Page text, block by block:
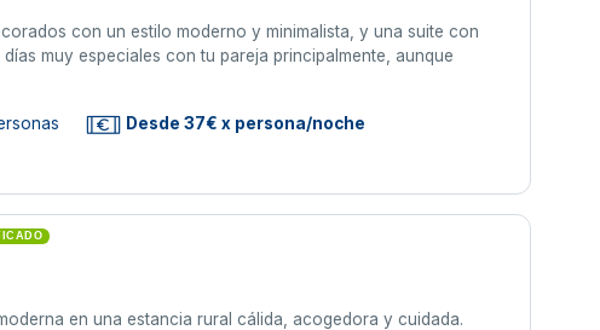
con un estilo moderno y minimalista, y una suite con
muy especiales con tu pareja principalmente, aunque
Desde 37€ x persona/noche
en una estancia rural cálida, acogedora y cuidada.